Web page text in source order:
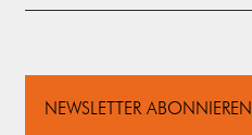
NEWSLETTER ABONNIEREN